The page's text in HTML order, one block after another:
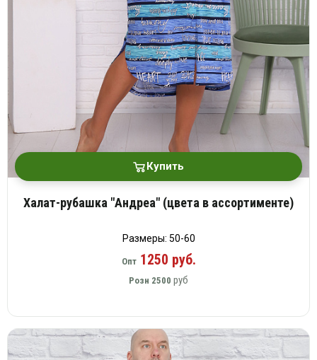
Купить
Халат-рубашка "Андреа" (цвета в ассортименте)
Размеры: 50-60
Опт1250 руб.
Розн 2500 руб